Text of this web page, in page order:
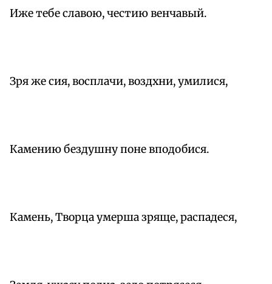
Иже тебе славою, честию венчавый.
Зря же сия, восплачи, воздхни, умилися,
Камению бездушну поне вподобися.
Камень, Творца умерша зряще, распадеся,